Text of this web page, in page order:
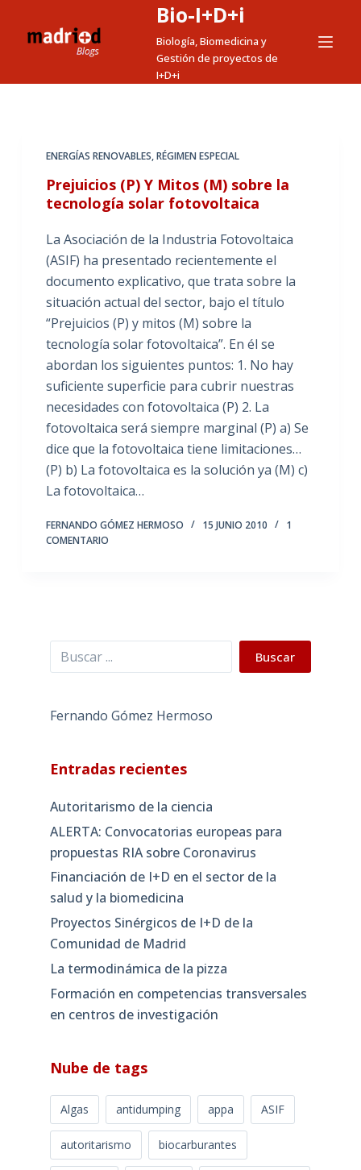
t
Bio-I+D+i
Biología, Biomedicina y
Gestión de proyectos de
I+D+i
ENERGÍAS RENOVABLES,RÉGIMEN ESPECIAL
Prejuicios (P) Y Mitos (M) sobre la
tecnología solar fotovoltaica
La Asociación de la Industria Fotovoltaica
(ASIF) ha presentado recientemente el
documento explicativo, que trata sobre la
situación actual del sector, bajo el título
“Prejuicios (P) y mitos (M) sobre la
tecnología solar fotovoltaica”. En él se
abordan los siguientes puntos: 1. No hay
suficiente superficie para cubrir nuestras
necesidades con fotovoltaica (P) 2. La
fotovoltaica será siempre marginal (P) a) Se
dice que la fotovoltaica tiene limitaciones…
(P) b) La fotovoltaica es la solución ya (M) c)
La fotovoltaica…
FERNANDO GÓMEZ HERMOSO 15 JUNIO 2010
1
COMENTARIO
Buscar Buscar
Fernando Gómez Hermoso
Entradas recientes
Autoritarismo de la ciencia
ALERTA: Convocatorias europeas para
propuestas RIA sobre Coronavirus
Financiación de I+D en el sector de la
salud y la biomedicina
Proyectos Sinérgicos de I+D de la
Comunidad de Madrid
La termodinámica de la pizza
Formación en competencias transversales
en centros de investigación
Nube de tags
Algas antidumping appa ASIF
autoritarismo biocarburantes